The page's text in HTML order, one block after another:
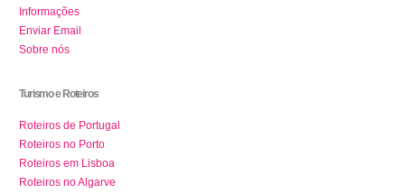
Informações
Enviar Email
Sobre nós
Turismo e Roteiros
Roteiros de Portugal
Roteiros no Porto
Roteiros em Lisboa
Roteiros no Algarve